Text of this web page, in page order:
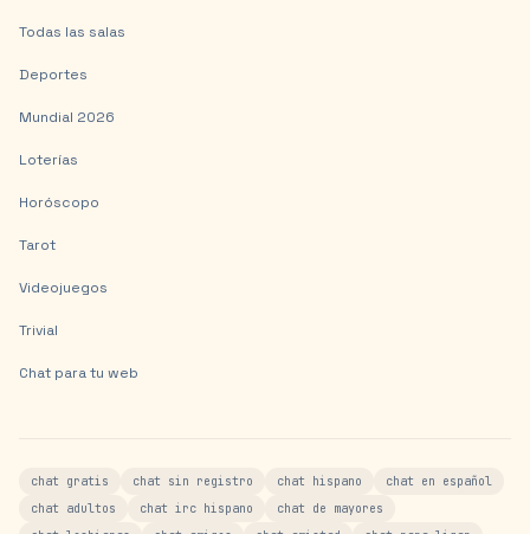
Todas las salas
Deportes
Mundial 2026
Loterías
Horóscopo
Tarot
Videojuegos
Trivial
Chat para tu web
chat gratis chat sin registro chat hispano
chat en español
chat adultos
chat irc hispano
chat de mayores